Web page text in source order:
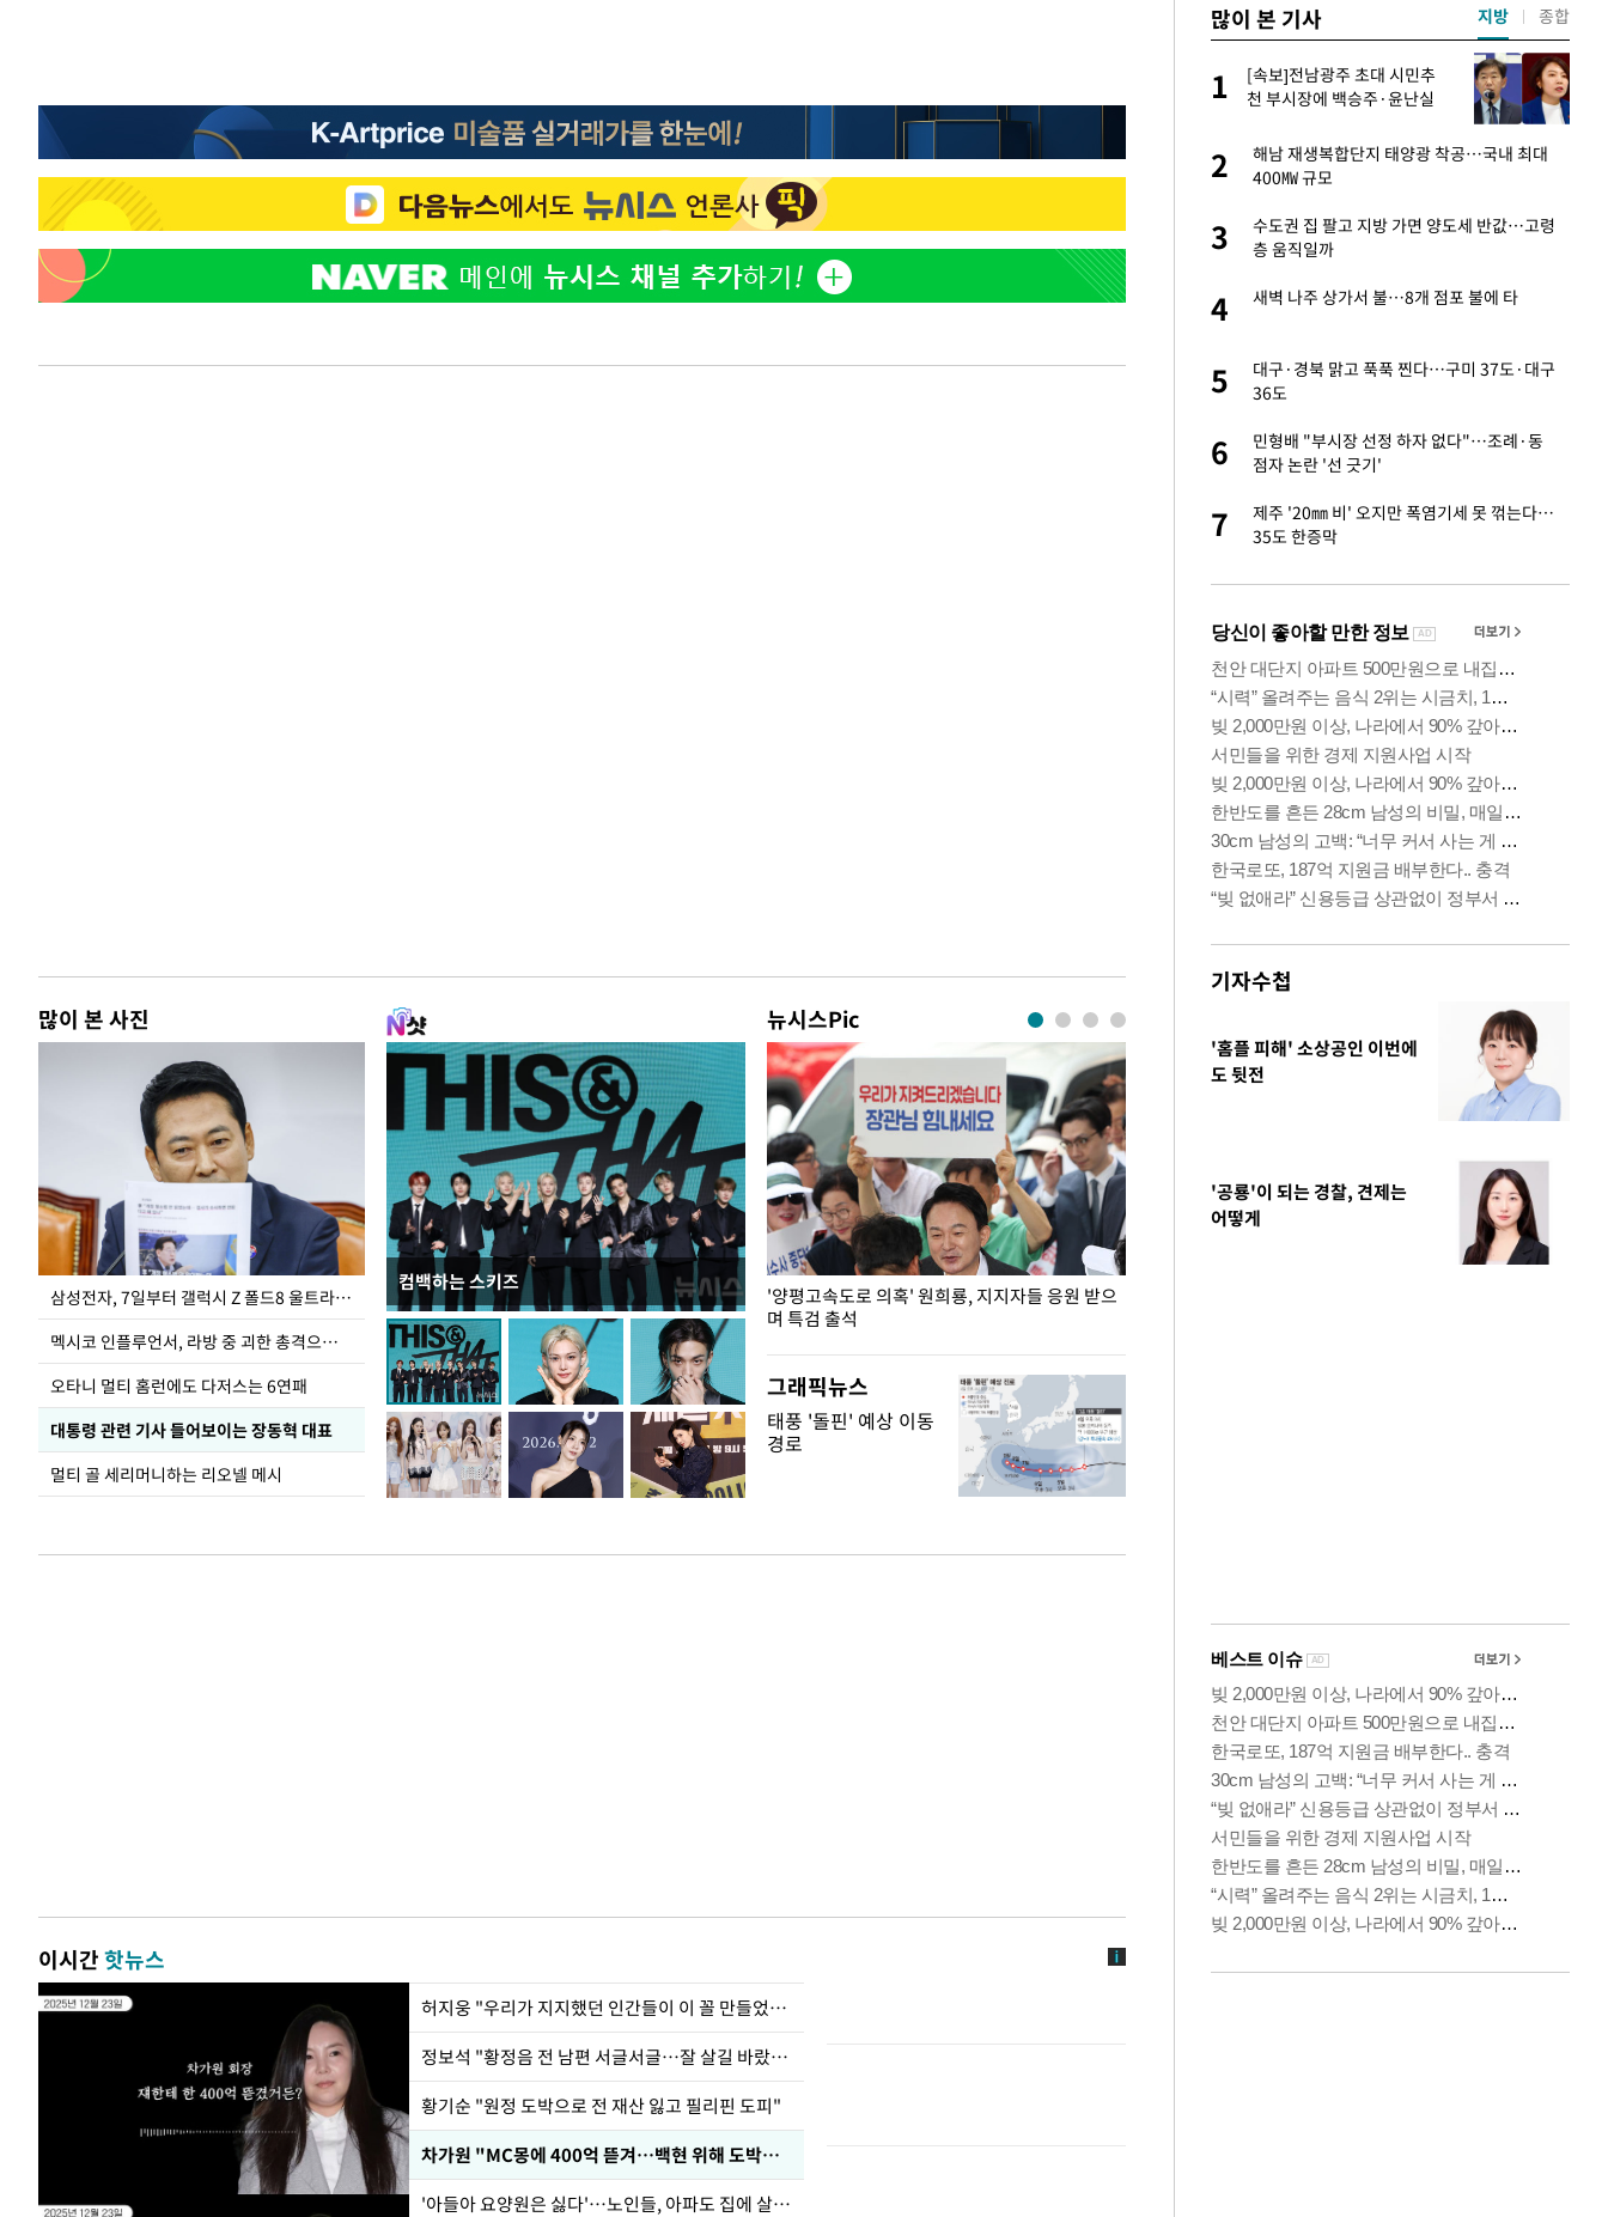
-11132초 전 >[속보]코스닥, 2.15포인트(0.27%) 내린 797.44 출발
-11115초 전 >
[속보]코스피, 119.51포인트(1.81%) 내린 6478.75 개장
-7513초 전 >서울 낮 39도 '폭염중대경보'…40도 관측 가능성도
-4875초 전 >미 워싱턴주 스포캔 시의 통제불능 3개 산불, 방화선 일부 구축
49분 전 >[속보] 호르무즈 해협 이란-오만 협상 기대속 뉴욕증시 혼조 마감 다우
0.49%↑
1시간 전 >[속보] 이란 대통령 "지금 최고지도자와 소통하기가 매우 어려워" 취임
많이 본 사진
삼성전자, 7일부터 갤럭시 Z 폴드8 울트라·폴드8·플립8 출시
멕시코 인플루언서, 라방 중 괴한 총격으로 사망
오타니 멀티 홈런에도 다저스는 6연패
대통령 관련 기사 들어보이는 장동혁 대표
멀티 골 세리머니하는 리오넬 메시
컴백하는 스키즈
뉴시스Pic
이재명 대통령, "수사·기소 분리 관련 대비책 최
선 다해 강구해야"
'양평고속도로 의혹' 원희룡, 지지자들 응원 받으
며 특검 출석
그래픽뉴스
태풍 '돌핀' 예상 이동
경로
이시간핫뉴스
허지웅 "우리가 지지했던 인간들이 이 꼴 만들었다"
정보석 "황정음 전 남편 서글서글…잘 살길 바랐는데"
황기순 "원정 도박으로 전 재산 잃고 필리핀 도피"
차가원 "MC몽에 400억 뜯겨…백현 위해 도박빚 갚아줘"
'아들아 요양원은 싫다'…노인들, 아파도 집에 살고파
많이 본 기사
2
정보석 "황정음 전 남편 서글서글한 인상이
었는데…"
3
정부, 전 산업에 'AI 옷' 입힌다…AI 로봇 연
1000대 보급 추진
4 바다, 워터밤 공개저격 "말이 안 된다"
5 최준희, 또 성형수술 예고 "짝짝이 눈 탈출"
1
[속보]전남광주 초대 시민추
천 부시장에 백승주·윤난실
2
해남 재생복합단지 태양광 착공…국내 최대
400㎿ 규모
3
수도권 집 팔고 지방 가면 양도세 반값…고령
층 움직일까
4 새벽 나주 상가서 불…8개 점포 불에 타
5
대구·경북 맑고 푹푹 찐다…구미 37도·대구
36도
6
민형배 "부시장 선정 하자 없다"…조례·동
점자 논란 '선 긋기'
7
제주 '20㎜ 비' 오지만 폭염기세 못 꺾는다…
35도 한증막
지방 종합
기자수첩
'홈플 피해' 소상공인 이번에
도 뒷전
'공룡'이 되는 경찰, 견제는
어떻게